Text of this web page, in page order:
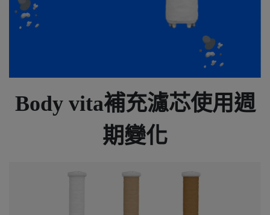
Body vita補充濾芯使用週
期變化